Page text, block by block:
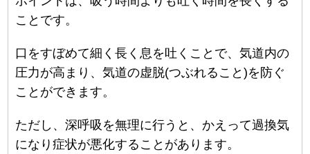
ことです。
口をすぼめて細く長く息を吐くことで、気道内の
圧力が高まり、気道の虚脱(つぶれること)を防ぐ
ことができます。
ただし、深呼吸を無理に行うと、かえって過換気
になり症状が悪化することがあります。